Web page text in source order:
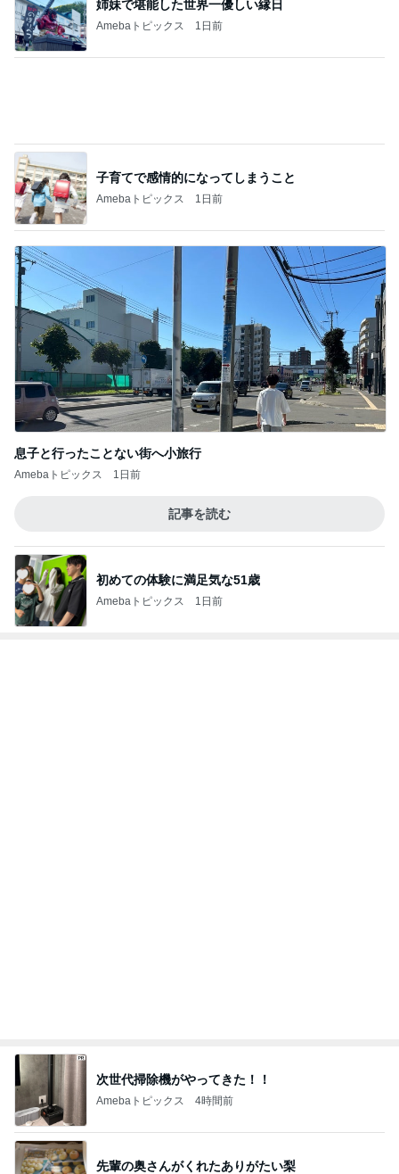
姉妹で堪能した世界一優しい縁日
Amebaトピックス 1日前
子育てで感情的になってしまうこと
Amebaトピックス 1日前
息子と行ったことない街へ小旅行
Amebaトピックス 1日前
記事を読む
初めての体験に満足気な51歳
Amebaトピックス 1日前
次世代掃除機がやってきた！！
Amebaトピックス 4時間前
先輩の奥さんがくれたありがたい梨